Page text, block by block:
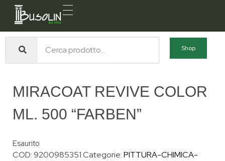
Busolin S.R.L.
Shop
MIRACOAT REVIVE COLOR
ML. 500 “FARBEN”
Esaurito
COD:9200985351Categorie:PITTURA-CHIMICA-